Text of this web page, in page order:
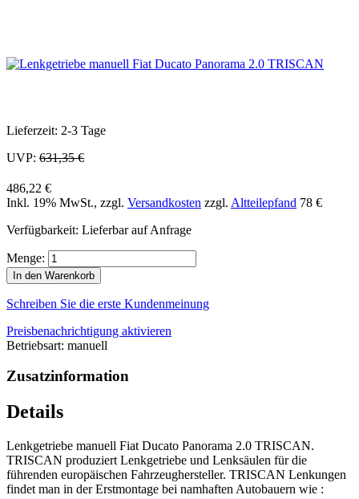
Lieferzeit: 2-3 Tage
UVP: 631,35 €
486,22 €
Inkl. 19% MwSt., zzgl. Versandkosten zzgl. Altteilepfand 78 €
Verfügbarkeit: Lieferbar auf Anfrage
Menge:
In den Warenkorb
Schreiben Sie die erste Kundenmeinung
Preisbenachrichtigung aktivieren
Betriebsart: manuell
Zusatzinformation
Details
Lenkgetriebe manuell Fiat Ducato Panorama 2.0 TRISCAN.
TRISCAN produziert Lenkgetriebe und Lenksäulen für die
führenden europäischen Fahrzeughersteller. TRISCAN Lenkungen
findet man in der Erstmontage bei namhaften Autobauern wie :